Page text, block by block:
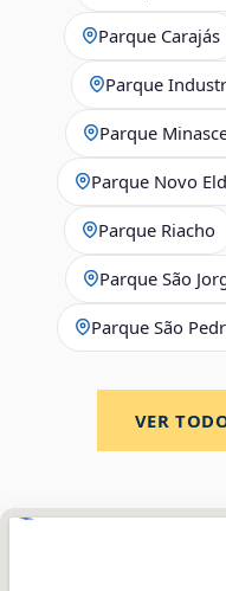
Parque Carajás
Parque
Parque
Parque Novo
Parque Riacho
Parque São
Parque São
VER